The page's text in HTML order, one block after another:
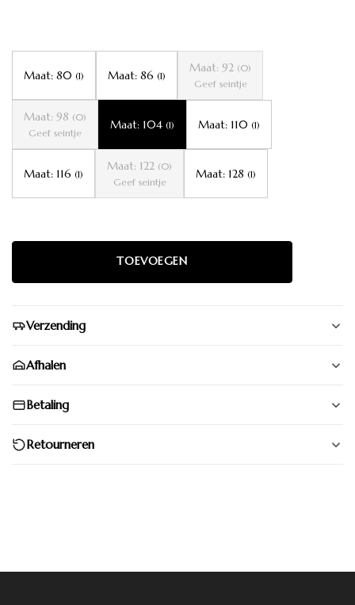
Maat: 80 (1) Maat: 86 (1)
Maat: 92 (0)
Geef seintje
Maat: 98 (0)
Geef seintje
Maat: 104 (1) Maat: 110 (1)
Maat: 116 (1)
Maat: 122 (0)
Geef seintje
Maat: 128 (1)
Verzending
Afhalen
Betaling
Retourneren